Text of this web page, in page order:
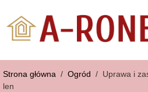
Strona główna / Ogród / Uprawa i
len